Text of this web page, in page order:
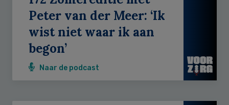
Peter van der Meer: ‘Ik
wist niet waar ik aan
begon’
Naar de podcast